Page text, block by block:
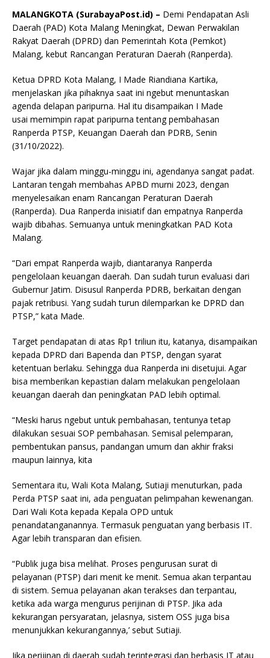
MALANGKOTA (SurabayaPost.id) – Demi Pendapatan Asli
Daerah (PAD) Kota Malang Meningkat, Dewan Perwakilan
Rakyat Daerah (DPRD) dan Pemerintah Kota (Pemkot)
Malang, kebut Rancangan Peraturan Daerah (Ranperda).
Ketua DPRD Kota Malang, I Made Riandiana Kartika,
menjelaskan jika pihaknya saat ini ngebut menuntaskan
agenda delapan paripurna. Hal itu disampaikan I Made
usai memimpin rapat paripurna tentang pembahasan
Ranperda PTSP, Keuangan Daerah dan PDRB, Senin
(31/10/2022).
Wajar jika dalam minggu-minggu ini, agendanya sangat padat.
Lantaran tengah membahas APBD murni 2023, dengan
menyelesaikan enam Rancangan Peraturan Daerah
(Ranperda). Dua Ranperda inisiatif dan empatnya Ranperda
wajib dibahas. Semuanya untuk meningkatkan PAD Kota
Malang.
“Dari empat Ranperda wajib, diantaranya Ranperda
pengelolaan keuangan daerah. Dan sudah turun evaluasi dari
Gubernur Jatim. Disusul Ranperda PDRB, berkaitan dengan
pajak retribusi. Yang sudah turun dilemparkan ke DPRD dan
PTSP,” kata Made.
Target pendapatan di atas Rp1 triliun itu, katanya, disampaikan
kepada DPRD dari Bapenda dan PTSP, dengan syarat
ketentuan berlaku. Sehingga dua Ranperda ini disetujui. Agar
bisa memberikan kepastian dalam melakukan pengelolaan
keuangan daerah dan peningkatan PAD lebih optimal.
“Meski harus ngebut untuk pembahasan, tentunya tetap
dilakukan sesuai SOP pembahasan. Semisal pelemparan,
pembentukan pansus, pandangan umum dan akhir fraksi
maupun lainnya, kita
Sementara itu, Wali Kota Malang, Sutiaji menuturkan, pada
Perda PTSP saat ini, ada penguatan pelimpahan kewenangan.
Dari Wali Kota kepada Kepala OPD untuk
penandatanganannya. Termasuk penguatan yang berbasis IT.
Agar lebih transparan dan efisien.
“Publik juga bisa melihat. Proses pengurusan surat di
pelayanan (PTSP) dari menit ke menit. Semua akan terpantau
di sistem. Semua pelayanan akan terakses dan terpantau,
ketika ada warga mengurus perijinan di PTSP. Jika ada
kekurangan persyaratan, jelasnya, sistem OSS juga bisa
menunjukkan kekurangannya,’ sebut Sutiaji.
Jika perijinan di daerah sudah terintegrasi dan berbasis IT atau